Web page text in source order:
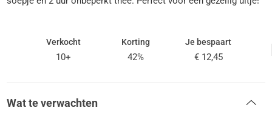
Verkocht
10+
Korting
42%
Je bespaart
€ 12,45
Wat te verwachten